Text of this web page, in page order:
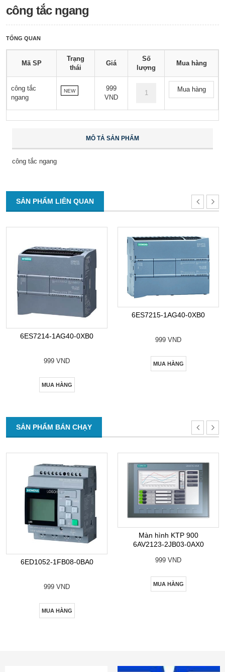
công tắc ngang
TỔNG QUAN
Mã SP
Trạng
thái
Giá
Số
lượng
Mua hàng
công tắc
ngang
NEW
999
VND
Mua hàng
MÔ TẢ SẢN PHẨM
công tắc ngang
SẢN PHẨM LIÊN QUAN
6ES7214-1AG40-0XB0
999 VND
MUA HÀNG
6ES7215-1AG40-0XB0
999 VND
MUA HÀNG
SẢN PHẨM BÁN CHẠY
6ED1052-1FB08-0BA0
999 VND
MUA HÀNG
Màn hình KTP 900
6AV2123-2JB03-0AX0
999 VND
MUA HÀNG